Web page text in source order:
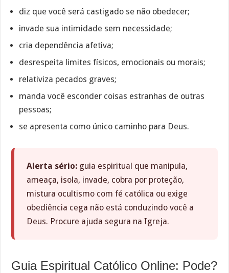
diz que você será castigado se não obedecer;
invade sua intimidade sem necessidade;
cria dependência afetiva;
desrespeita limites físicos, emocionais ou morais;
relativiza pecados graves;
manda você esconder coisas estranhas de outras
pessoas;
se apresenta como único caminho para Deus.
Alerta sério: guia espiritual que manipula,
ameaça, isola, invade, cobra por proteção,
mistura ocultismo com fé católica ou exige
obediência cega não está conduzindo você a
Deus. Procure ajuda segura na Igreja.
Guia Espiritual Católico Online: Pode?